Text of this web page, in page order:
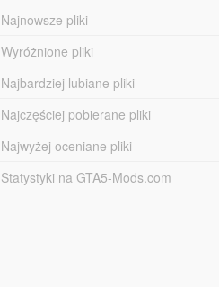
Najnowsze pliki
Wyróżnione pliki
Najbardziej lubiane pliki
Najczęściej pobierane pliki
Najwyżej oceniane pliki
Statystyki na GTA5-Mods.com